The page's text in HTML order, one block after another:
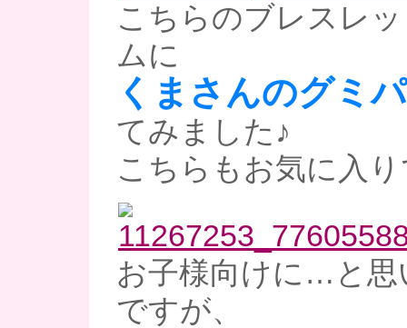
こちらのブレスレ
ムに
くまさんのグミ
てみました♪
こちらもお気に入
お子様向けに…と思
ですが、